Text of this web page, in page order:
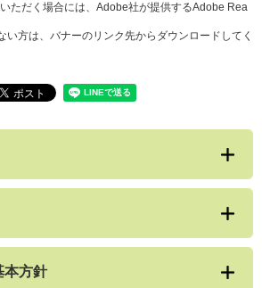
ただく場合には、Adobe社が提供するAdobe Rea
方は、バナーのリンク先からダウンロードしてく
本方針